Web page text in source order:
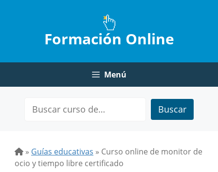
Formación Online
Menú
Buscar
» Guías educativas » Curso online de monitor de
ocio y tiempo libre certificado